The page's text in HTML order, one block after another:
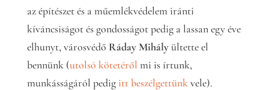
az építészet és a műemlékvédelem iránti
kíváncsiságot és gondosságot pedig a lassan egy éve
elhunyt, városvédő Ráday Mihályültette el
bennünk (utolsó kötetéről mi is írtunk,
munkásságáról pedig itt beszélgettünkvele).